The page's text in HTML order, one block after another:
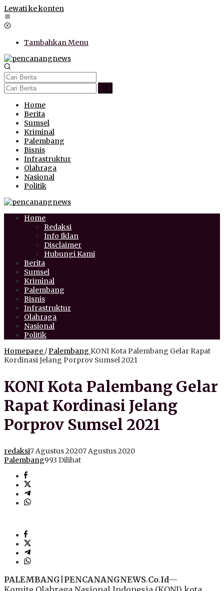
Lewati ke konten
Tambahkan Menu
Home
Berita
Sumsel
Kriminal
Palembang
Bisnis
Infrastruktur
Olahraga
Nasional
Politik
Home
Redaksi
Info Iklan
Disclaimer
Hubungi Kami
Berita
Sumsel
Kriminal
Palembang
Bisnis
Infrastruktur
Olahraga
Nasional
Politik
Homepage /Palembang KONI Kota Palembang Gelar Rapat
Kordinasi Jelang Porprov Sumsel 2021
KONI Kota Palembang Gelar
Rapat Kordinasi Jelang
Porprov Sumsel 2021
redaksi7 Agustus 20207 Agustus 2020
Palembang993 Dilihat
PALEMBANG PENCANANGNEWS.Co.Id—